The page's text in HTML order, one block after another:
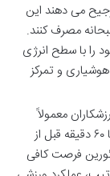
می دهند این
مصرف کنند.
را با سطح انرژی
هوشیاری و تمرکز
معمولاً
توصیه می شود که قرص جوشان را حدود ۳۰ تا ۶۰ دقیقه قبل از
فرصت کافی